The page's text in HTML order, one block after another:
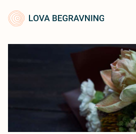
content